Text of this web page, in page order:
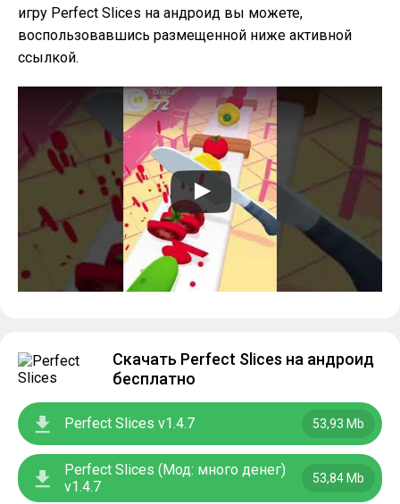
игру Perfect Slices на андроид вы можете,
воспользовавшись размещенной ниже активной
ссылкой.
Скачать Perfect Slices на андроид
бесплатно
Perfect Slices v1.4.7 53,93 Mb
Perfect Slices (Мод: много денег)
v1.4.7
53,84 Mb